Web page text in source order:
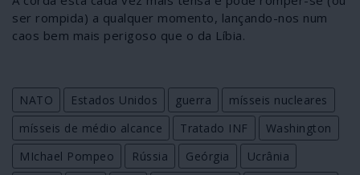
ser rompida) a qualquer momento, lançando-nos num
caos bem mais perigoso que o da Líbia.
NATO Estados Unidos guerra
mísseis nucleares
mísseis de médio alcance
Tratado INF
Washington
MIchael Pompeo
Rússia Geórgia
Ucrânia